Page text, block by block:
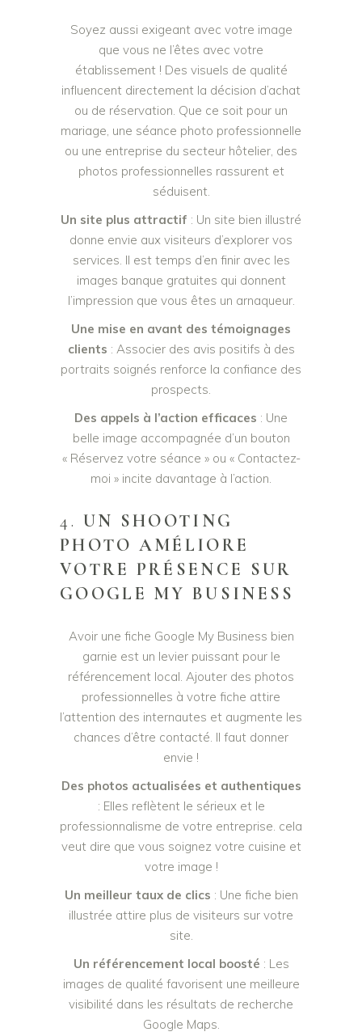
Soyez aussi exigeant avec votre image
que vous ne l’êtes avec votre
établissement ! Des visuels de qualité
influencent directement la décision d’achat
ou de réservation. Que ce soit pour un
mariage, une séance photo professionnelle
ou une entreprise du secteur hôtelier, des
photos professionnelles rassurent et
séduisent.
Un site plus attractif : Un site bien illustré
donne envie aux visiteurs d’explorer vos
services. Il est temps d’en finir avec les
images banque gratuites qui donnent
l’impression que vous êtes un arnaqueur.
Une mise en avant des témoignages
clients : Associer des avis positifs à des
portraits soignés renforce la confiance des
prospects.
Des appels à l’action efficaces : Une
belle image accompagnée d’un bouton
« Réservez votre séance » ou « Contactez-
moi » incite davantage à l’action.
4. UN SHOOTING
PHOTO AMÉLIORE
VOTRE PRÉSENCE SUR
GOOGLE MY BUSINESS
Avoir une fiche Google My Business bien
garnie est un levier puissant pour le
référencement local. Ajouter des photos
professionnelles à votre fiche attire
l’attention des internautes et augmente les
chances d’être contacté. Il faut donner
envie !
Des photos actualisées et authentiques
: Elles reflètent le sérieux et le
professionnalisme de votre entreprise. cela
veut dire que vous soignez votre cuisine et
votre image !
Un meilleur taux de clics : Une fiche bien
illustrée attire plus de visiteurs sur votre
site.
Un référencement local boosté : Les
images de qualité favorisent une meilleure
visibilité dans les résultats de recherche
Google Maps.